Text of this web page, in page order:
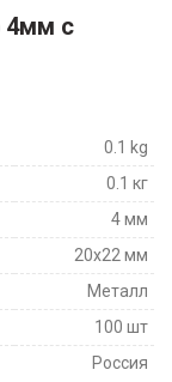
4мм с
0.1 kg
0.1 кг
4 мм
20х22 мм
Металл
100 шт
Россия